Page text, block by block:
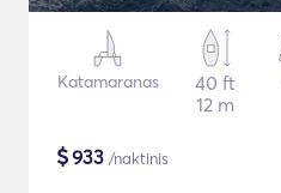
Katamaranas
40 ft
12 m
$933 /naktinis